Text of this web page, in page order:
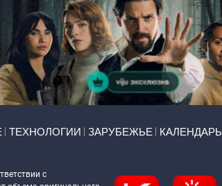
ТЕХНОЛОГИИ ЗАРУБЕЖЬЕ КАЛЕНДАРЬ
с